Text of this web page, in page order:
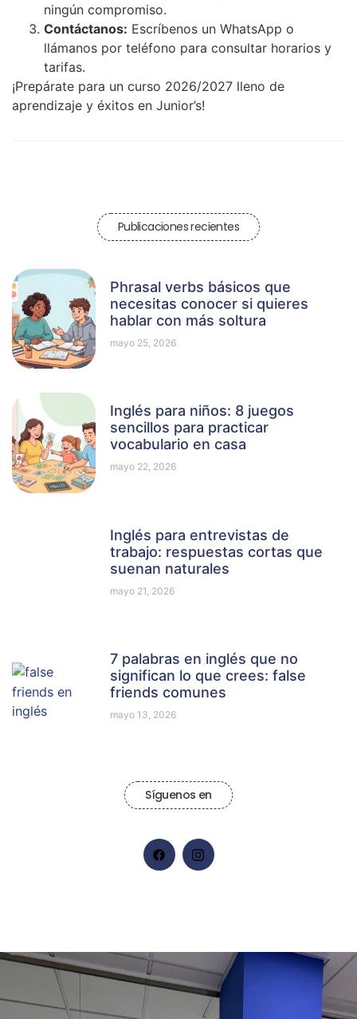
ningún compromiso.
Contáctanos: Escríbenos un WhatsApp o
llámanos por teléfono para consultar horarios y
tarifas.
¡Prepárate para un curso 2026/2027 lleno de
aprendizaje y éxitos en Junior’s!
Publicaciones recientes
Phrasal verbs básicos que
necesitas conocer si quieres
hablar con más soltura
mayo 25, 2026
Inglés para niños: 8 juegos
sencillos para practicar
vocabulario en casa
mayo 22, 2026
Inglés para entrevistas de
trabajo: respuestas cortas que
suenan naturales
mayo 21, 2026
7 palabras en inglés que no
significan lo que crees: false
friends comunes
mayo 13, 2026
Síguenos en